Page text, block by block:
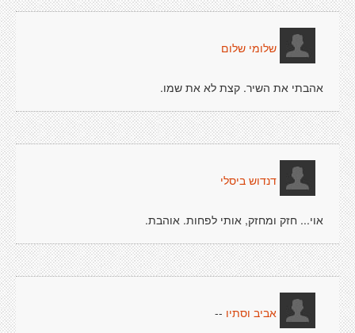
שלומי שלום
אהבתי את השיר. קצת לא את שמו.
דנדוש ביסלי
אוי... חזק ומחזק, אותי לפחות. אוהבת.
אביב וסתיו --